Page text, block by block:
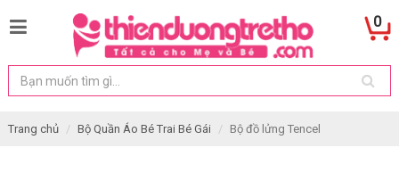
0
Trang chủ Bộ Quần Áo Bé Trai Bé Gái Bộ đồ lửng Tencel